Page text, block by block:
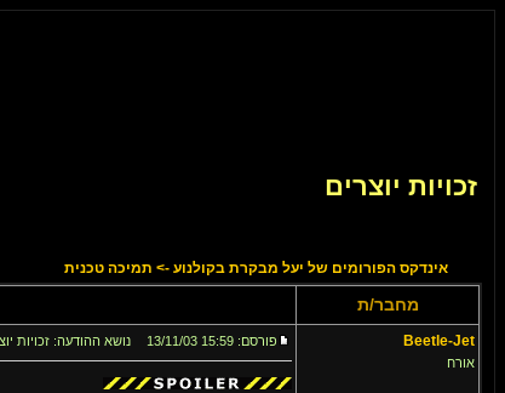
זכויות יוצרים
אינדקס הפורומים של יעל מבקרת בקולנוע -> תמיכה טכנית
מחבר/ת
Beetle-Jet
אורח
פורסם: 15:59 13/11/03 נושא ההודעה: זכויות